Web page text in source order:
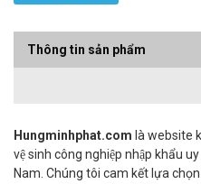
Thông tin sản phẩm
Hungminhphat.com là website
vệ sinh công nghiệp nhập khẩu
Nam. Chúng tôi cam kết lựa